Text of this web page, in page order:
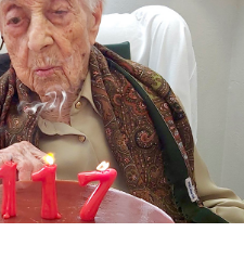
Тадзима также
сахарного
магазином
с одним из
она продолжала
ЛЮДИ